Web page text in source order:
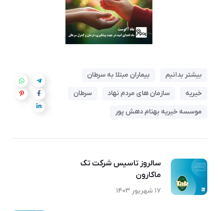
بیشتر بدانیم
بیماران مبتلا به سرطان
خیریه
سازمان های مردم نهاد
سرطان
موسسه خیریه بهنام دهش پور
سالروز تاسیس شرکت تک
ماکارون
۱۷ شهریور ۱۴۰۳